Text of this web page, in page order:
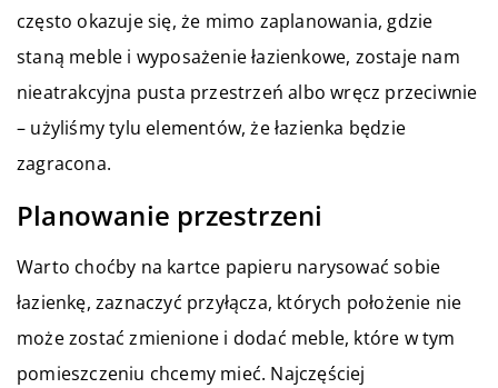
często okazuje się, że mimo zaplanowania, gdzie
staną meble i wyposażenie łazienkowe, zostaje nam
nieatrakcyjna pusta przestrzeń albo wręcz przeciwnie
– użyliśmy tylu elementów, że łazienka będzie
zagracona.
Planowanie przestrzeni
Warto choćby na kartce papieru narysować sobie
łazienkę, zaznaczyć przyłącza, których położenie nie
może zostać zmienione i dodać meble, które w tym
pomieszczeniu chcemy mieć. Najczęściej